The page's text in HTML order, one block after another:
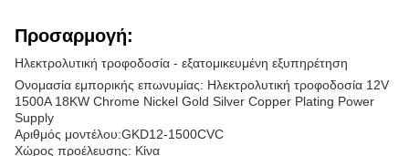
Προσαρμογή:
Ηλεκτρολυτική τροφοδοσία - εξατομικευμένη εξυπηρέτηση
Ονομασία εμπορικής επωνυμίας: Ηλεκτρολυτική τροφοδοσία 12V
1500A 18KW Chrome Nickel Gold Silver Copper Plating Power
Supply
Αριθμός μοντέλου:GKD12-1500CVC
Χώρος προέλευσης: Κίνα